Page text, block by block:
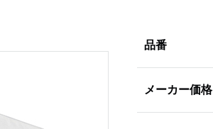
品番
メーカー価格